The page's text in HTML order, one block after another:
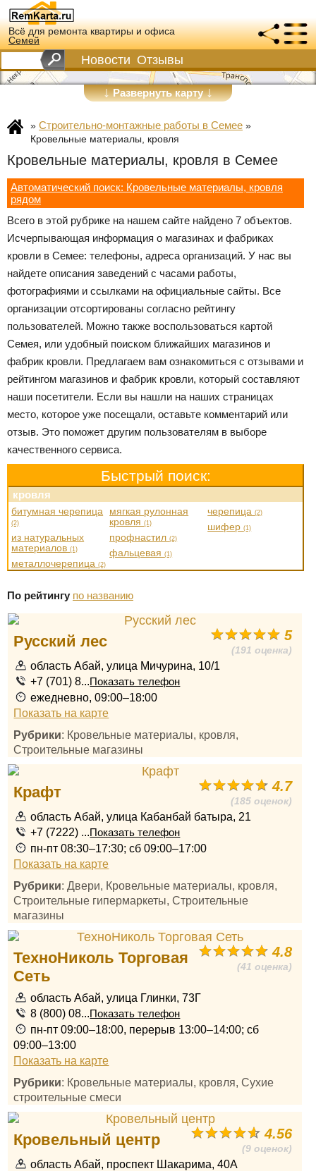
Всё для ремонта квартиры и офиса
Семей
Новости Отзывы
↓Развернуть карту↓
» Строительно-монтажные работы в Семее »
Кровельные материалы, кровля
Кровельные материалы, кровля в Семее
Автоматический поиск: Кровельные материалы, кровля
рядом
Всего в этой рубрике на нашем сайте найдено 7 объектов.
Исчерпывающая информация о магазинах и фабриках
кровли в Семее: телефоны, адреса организаций. У нас вы
найдете описания заведений с часами работы,
фотографиями и ссылками на официальные сайты. Все
организации отсортированы согласно рейтингу
пользователей. Можно также воспользоваться картой
Семея, или удобный поиском ближайших магазинов и
фабрик кровли. Предлагаем вам ознакомиться с отзывами и
рейтингом магазинов и фабрик кровли, который составляют
наши посетители. Если вы нашли на наших страницах
место, которое уже посещали, оставьте комментарий или
отзыв. Это поможет другим пользователям в выборе
качественного сервиса.
Быстрый поиск:
кровля
битумная черепица
(2)
из натуральных
материалов(1)
металлочерепица(2)
мягкая рулонная
кровля(1)
профнастил(2)
фальцевая(1)
черепица(2)
шифер(1)
По рейтингу по названию
5
(191 оценка)
Русский лес
область Абай, улица Мичурина, 10/1
+7 (701) 8...Показать телефон
ежедневно, 09:00–18:00
Показать на карте
Рубрики: Кровельные материалы, кровля,
Строительные магазины
4.7
(185 оценок)
Крафт
область Абай, улица Кабанбай батыра, 21
+7 (7222) ...Показать телефон
пн-пт 08:30–17:30; сб 09:00–17:00
Показать на карте
Рубрики: Двери, Кровельные материалы, кровля,
Строительные гипермаркеты, Строительные
магазины
4.8
(41 оценка)
ТехноНиколь Торговая
Сеть
область Абай, улица Глинки, 73Г
8 (800) 08...Показать телефон
пн-пт 09:00–18:00, перерыв 13:00–14:00; сб
09:00–13:00
Показать на карте
Рубрики: Кровельные материалы, кровля, Сухие
строительные смеси
4.56
(9 оценок)
Кровельный центр
область Абай, проспект Шакарима, 40А